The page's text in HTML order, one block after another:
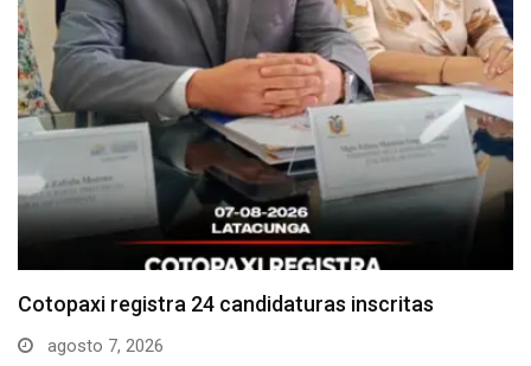
Parque Nacional Cotopaxi espera alta afluencia de
visitantes…